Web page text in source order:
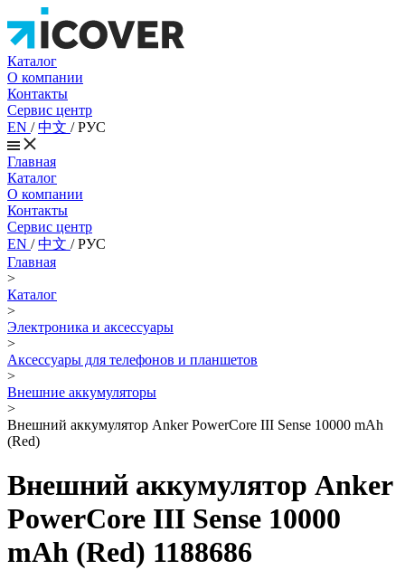
Каталог
О компании
Контакты
Сервис центр
EN /中文 /РУС
Главная
Каталог
О компании
Контакты
Сервис центр
EN /中文 /РУС
Главная
>
Каталог
>
Электроника и аксессуары
>
Аксессуары для телефонов и планшетов
>
Внешние аккумуляторы
>
Внешний аккумулятор Anker PowerCore III Sense 10000 mAh
(Red)
Внешний аккумулятор Anker
PowerCore III Sense 10000
mAh (Red) 1188686